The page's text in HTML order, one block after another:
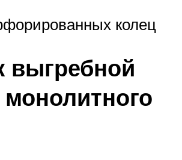
колец
выгребной